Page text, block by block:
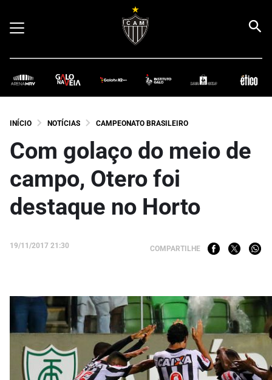
INÍCIO NOTÍCIAS CAMPEONATO BRASILEIRO
Com golaço do meio de
campo, Otero foi
destaque no Horto
19/11/2017 21:30 COMPARTILHE